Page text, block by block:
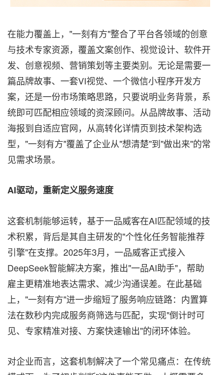
在能力覆盖上，"一刻有方"整合了平台各领域的创意
与技术专家资源，覆盖文案创作、视觉设计、软件开
发、创意视频、营销策划等主要类别。无论是需要一
篇品牌故事、一套VI视觉、一个微信小程序开发方
案，还是一份市场策略思路，只要说明业务背景，系
统即可匹配相应领域的资深顾问。从品牌故事、活动
海报到自适应官网，从高转化详情页到技术架构选
型，"一刻有方"覆盖了企业从"想清楚"到"做出来"的常
见需求场景。
AI驱动，重新定义服务速度
这套机制能够运转，基于一品威客在AI匹配领域的技
术积累，背后是其自主研发的"个性化任务智能推荐
引擎"在支撑。2025年3月，一品威客正式接入
DeepSeek智能解决方案，推出"一品AI助手"，帮助
雇主更精准地表达需求、减少沟通误差。在此基础
上，"一刻有方"进一步缩短了服务响应链路：内置算
法在数秒内完成服务商筛选与匹配，实现"倒计时可
见、专家精准对接、方案快速输出"的闭环体验。
对企业而言，这套机制解决了一个常见痛点：在传统